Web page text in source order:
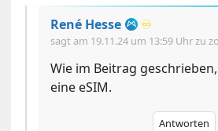
René Hesse ♾️
sagt am 19.11.24 um 13:59 Uhr zu
Wie im Beitrag
eine eSIM.
Antworten